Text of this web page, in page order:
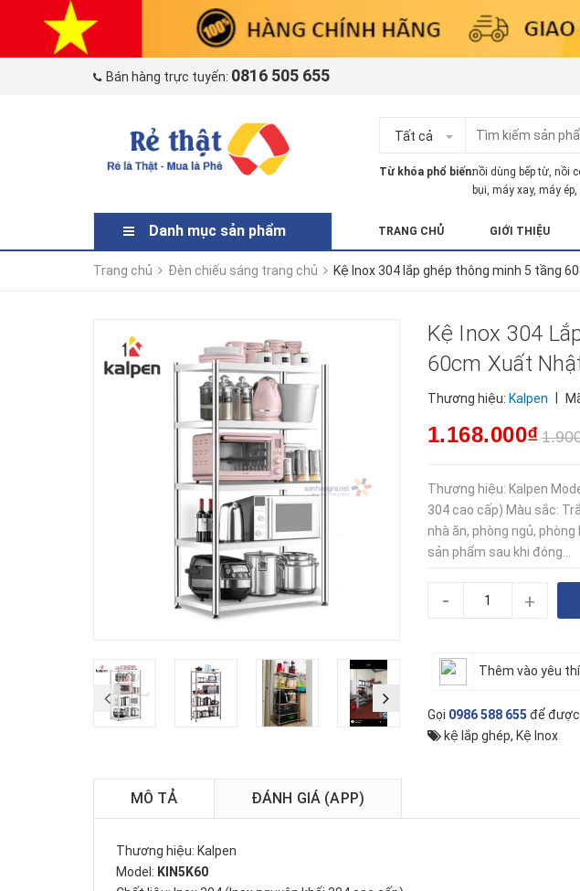
Bán hàng trực tuyến: 0816 505 655
Tất cả
Từ khóa phổ biến:nồi dùng bếp từ, nồi
bụi, máy xay, máy ép,
Danh mục sản phẩm TRANG CHỦ GIỚI THIỆU
Trang chủ Đèn chiếu sáng trang chủ Kệ Inox 304 lắp ghép thông minh 5 tầng
Kệ Inox 304
60cm Xuất
Thương hiệu: Kalpen
1.168.000₫
Thương hiệu: Kalpen
304 cao cấp) Màu sắc:
nhà ăn, phòng ngủ,
sản phẩm sau khi đóng...
- +
Thêm vào yêu
Gọi 0986 588 655 để
kệ lắp ghép, Kệ Inox
MÔ TẢ ĐÁNH GIÁ (APP)
Thương hiệu: Kalpen
Model: KIN5K60